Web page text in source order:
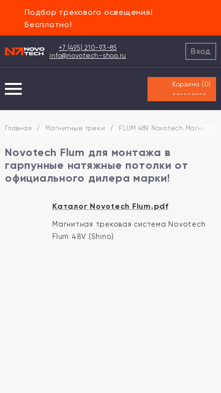
Подбор трекового освещения!
Бесплатно!
+7 (495) 210-93-85
info@novotech-shop.ru
Вход
Корзина ( 0)
---------
Главная / Магнитные треки / FLUM 48V Novotech
Novotech Flum для монтажа в
гарпунные натяжные потолки от
официального дилера марки!
Каталог Novotech Flum.pdf
Магнитная трековая система Novotech
Flum 48V (Shino)